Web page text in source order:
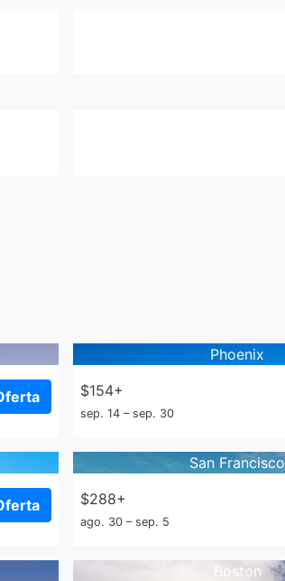
Phoenix
$154+
sep. 14 – sep. 30
San Francisco
$288+
ago. 30 – sep. 5
Boston